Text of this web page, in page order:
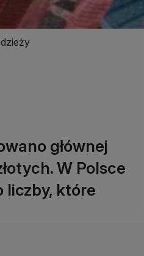
głównej
W Polsce
liczby, które